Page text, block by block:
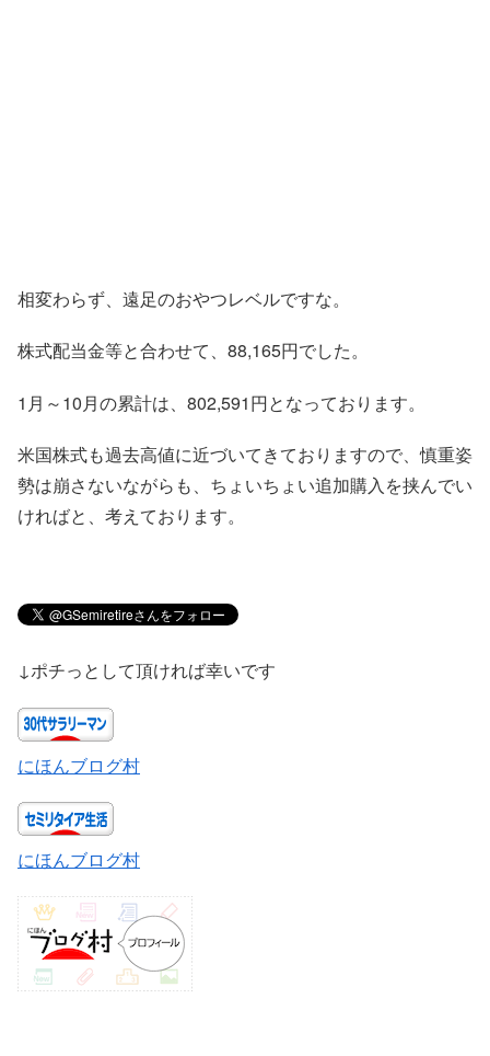
相変わらず、遠足のおやつレベルですな。
株式配当金等と合わせて、88,165円でした。
1月～10月の累計は、802,591円となっております。
米国株式も過去高値に近づいてきておりますので、慎重姿
勢は崩さないながらも、ちょいちょい追加購入を挟んでい
ければと、考えております。
↓ポチっとして頂ければ幸いです
にほんブログ村
にほんブログ村